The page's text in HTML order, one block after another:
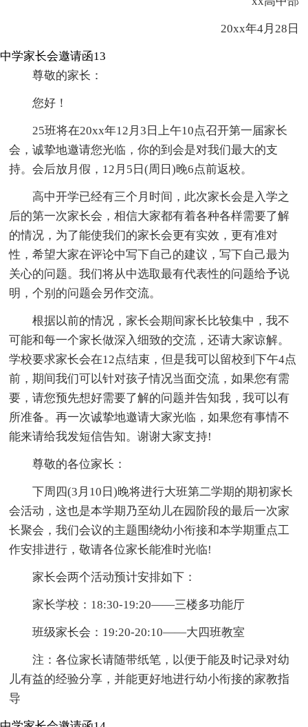
20xx年4月28日
中学家长会邀请函13
尊敬的家长：
您好！
25班将在20xx年12月3日上午10点召开第一届家长
会，诚挚地邀请您光临，你的到会是对我们最大的支
持。会后放月假，12月5日(周日)晚6点前返校。
高中开学已经有三个月时间，此次家长会是入学之
后的第一次家长会，相信大家都有着各种各样需要了解
的情况，为了能使我们的家长会更有实效，更有准对
性，希望大家在评论中写下自己的建议，写下自己最为
关心的问题。我们将从中选取最有代表性的问题给予说
明，个别的问题会另作交流。
根据以前的情况，家长会期间家长比较集中，我不
可能和每一个家长做深入细致的交流，还请大家谅解。
学校要求家长会在12点结束，但是我可以留校到下午4点
前，期间我们可以针对孩子情况当面交流，如果您有需
要，请您预先想好需要了解的问题并告知我，我可以有
所准备。再一次诚挚地邀请大家光临，如果您有事情不
能来请给我发短信告知。谢谢大家支持!
尊敬的各位家长：
下周四(3月10日)晚将进行大班第二学期的期初家长
会活动，这也是本学期乃至幼儿在园阶段的最后一次家
长聚会，我们会议的主题围绕幼小衔接和本学期重点工
作安排进行，敬请各位家长能准时光临!
家长会两个活动预计安排如下：
家长学校：18:30-19:20——三楼多功能厅
班级家长会：19:20-20:10——大四班教室
注：各位家长请随带纸笔，以便于能及时记录对幼
儿有益的经验分享，并能更好地进行幼小衔接的家教指
导